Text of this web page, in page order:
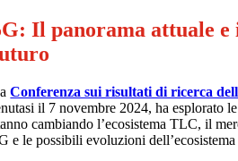
Il panorama attuale e
Conferenza sui risultati di ricerca
il 7 novembre 2024, ha esplorato
cambiando l’ecosistema TLC, il
e le possibili evoluzioni